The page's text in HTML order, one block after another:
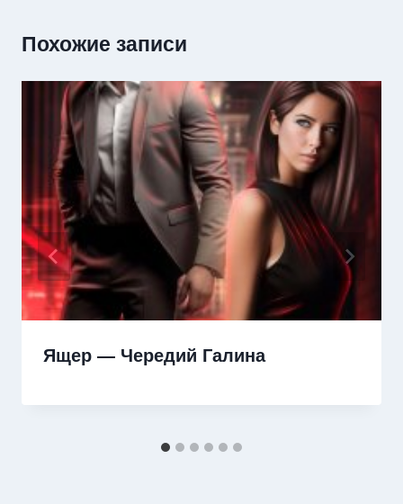
Похожие записи
Ящер — Чередий Галина